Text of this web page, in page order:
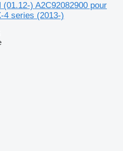
) A2C92082900 pour
4 series (2013-)